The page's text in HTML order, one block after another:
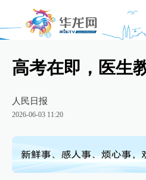
高考在即，医生
人民日报
2026-06-03 11:20